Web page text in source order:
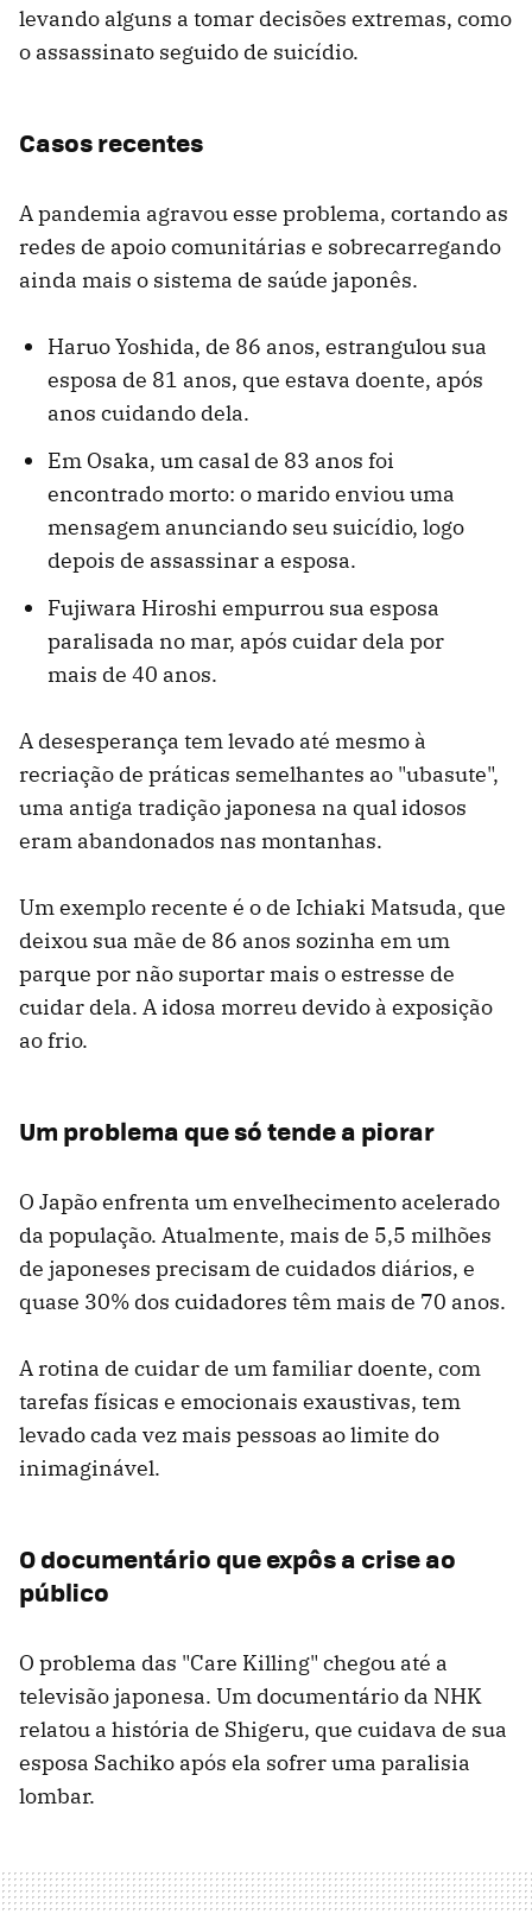
levando alguns a tomar decisões extremas, como
o assassinato seguido de suicídio.
Casos recentes
A pandemia agravou esse problema, cortando as
redes de apoio comunitárias e sobrecarregando
ainda mais o sistema de saúde japonês.
Haruo Yoshida, de 86 anos, estrangulou sua
esposa de 81 anos, que estava doente, após
anos cuidando dela.
Em Osaka, um casal de 83 anos foi
encontrado morto: o marido enviou uma
mensagem anunciando seu suicídio, logo
depois de assassinar a esposa.
Fujiwara Hiroshi empurrou sua esposa
paralisada no mar, após cuidar dela por
mais de 40 anos.
A desesperança tem levado até mesmo à
recriação de práticas semelhantes ao "ubasute",
uma antiga tradição japonesa na qual idosos
eram abandonados nas montanhas.
Um exemplo recente é o de Ichiaki Matsuda, que
deixou sua mãe de 86 anos sozinha em um
parque por não suportar mais o estresse de
cuidar dela. A idosa morreu devido à exposição
ao frio.
Um problema que só tende a piorar
O Japão enfrenta um envelhecimento acelerado
da população. Atualmente, mais de 5,5 milhões
de japoneses precisam de cuidados diários, e
quase 30% dos cuidadores têm mais de 70 anos.
A rotina de cuidar de um familiar doente, com
tarefas físicas e emocionais exaustivas, tem
levado cada vez mais pessoas ao limite do
inimaginável.
O documentário que expôs a crise ao
público
O problema das "Care Killing" chegou até a
televisão japonesa. Um documentário da NHK
relatou a história de Shigeru, que cuidava de sua
esposa Sachiko após ela sofrer uma paralisia
lombar.